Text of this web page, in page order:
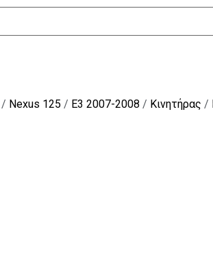
/ Nexus 125 / E3 2007-2008 / Κινητήρας /